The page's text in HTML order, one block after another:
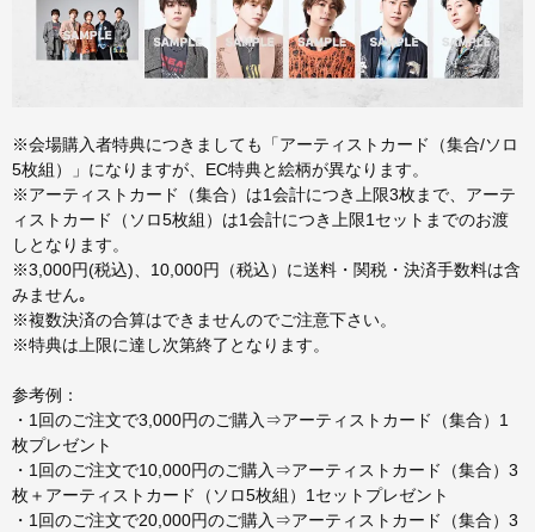
※会場購入者特典につきましても「アーティストカード（集合/ソロ
5枚組）」になりますが、EC特典と絵柄が異なります。
※アーティストカード（集合）は1会計につき上限3枚まで、アーテ
ィストカード（ソロ5枚組）は1会計につき上限1セットまでのお渡
しとなります。
※3,000円(税込)、10,000円（税込）に送料・関税・決済手数料は含
みません｡
※複数決済の合算はできませんのでご注意下さい。
※特典は上限に達し次第終了となります。
参考例：
・1回のご注文で3,000円のご購入⇒アーティストカード（集合）1
枚プレゼント
・1回のご注文で10,000円のご購入⇒アーティストカード（集合）3
枚＋アーティストカード（ソロ5枚組）1セットプレゼント
・1回のご注文で20,000円のご購入⇒アーティストカード（集合）3